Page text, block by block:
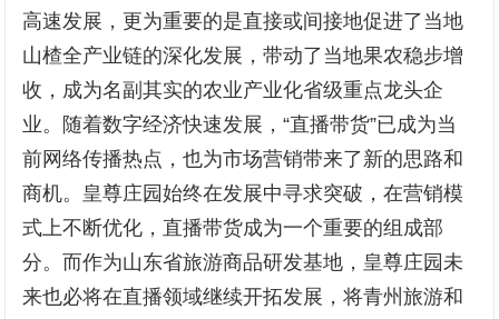
高速发展，更为重要的是直接或间接地促进了当地
山楂全产业链的深化发展，带动了当地果农稳步增
收，成为名副其实的农业产业化省级重点龙头企
业。随着数字经济快速发展，“直播带货”已成为当
前网络传播热点，也为市场营销带来了新的思路和
商机。皇尊庄园始终在发展中寻求突破，在营销模
式上不断优化，直播带货成为一个重要的组成部
分。而作为山东省旅游商品研发基地，皇尊庄园未
来也必将在直播领域继续开拓发展，将青州旅游和